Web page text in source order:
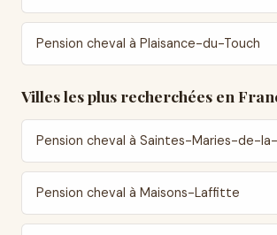
Pension cheval à Plaisance-du-Touch
Villes les plus recherchées en
Pension cheval à Saintes-Maries-de-
Pension cheval à Maisons-Laffitte